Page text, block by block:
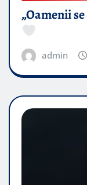
„Oamenii
admin